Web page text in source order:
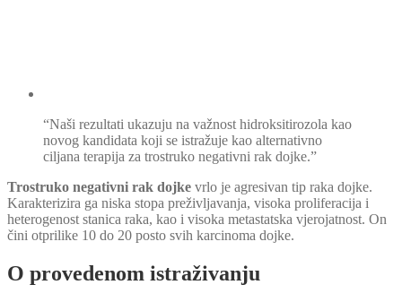
“Naši rezultati ukazuju na važnost hidroksitirozola kao
novog kandidata koji se istražuje kao alternativno
ciljana terapija za trostruko negativni rak dojke.”
Trostruko negativni rak dojke vrlo je agresivan tip raka dojke.
Karakterizira ga niska stopa preživljavanja, visoka proliferacija i
heterogenost stanica raka, kao i visoka metastatska vjerojatnost. On
čini otprilike 10 do 20 posto svih karcinoma dojke.
O provedenom istraživanju